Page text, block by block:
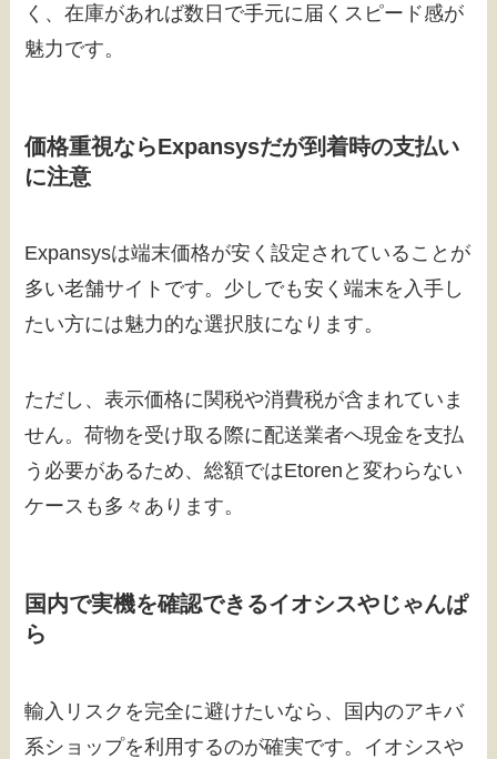
く、在庫があれば数日で手元に届くスピード感が
魅力です。
価格重視ならExpansysだが到着時の支払い
に注意
Expansysは端末価格が安く設定されていることが
多い老舗サイトです。少しでも安く端末を入手し
たい方には魅力的な選択肢になります。
ただし、表示価格に関税や消費税が含まれていま
せん。荷物を受け取る際に配送業者へ現金を支払
う必要があるため、総額ではEtorenと変わらない
ケースも多々あります。
国内で実機を確認できるイオシスやじゃんぱ
ら
輸入リスクを完全に避けたいなら、国内のアキバ
系ショップを利用するのが確実です。イオシスや